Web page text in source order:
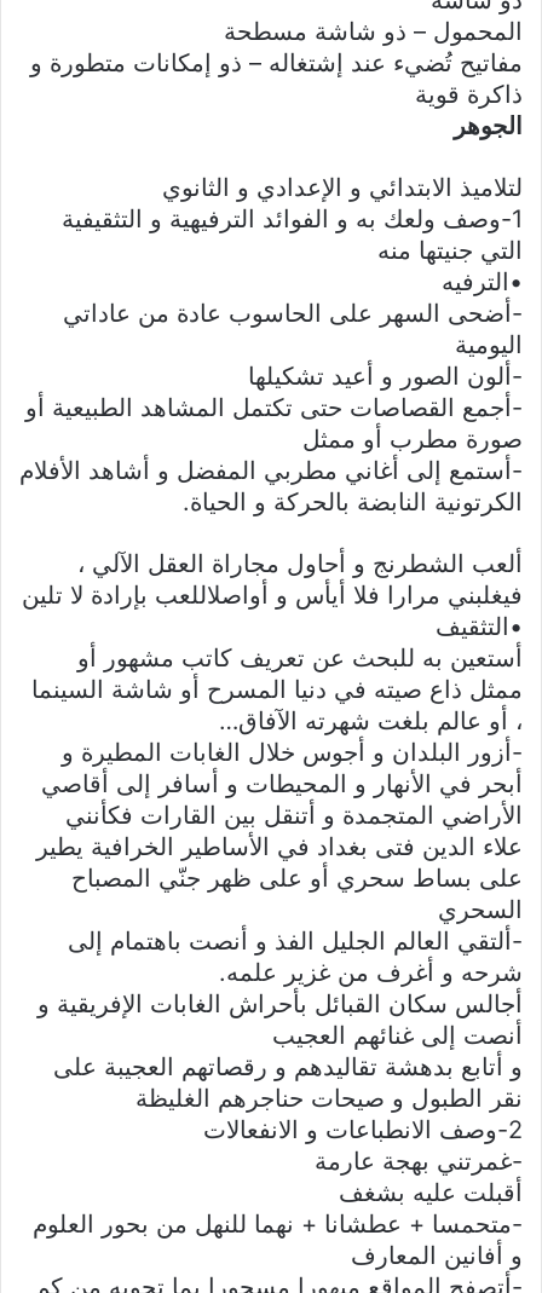
المحمول – ذو شاشة مسطحة
مفاتيح تُضيء عند إشتغاله – ذو إمكانات متطورة و
ذاكرة قوية
الجوهر
لتلاميذ الابتدائي و الإعدادي و الثانوي
1-وصف ولعك به و الفوائد الترفيهية و التثقيفية
التي جنيتها منه
•الترفيه
-أضحى السهر على الحاسوب عادة من عاداتي
اليومية
-ألون الصور و أعيد تشكيلها
-أجمع القصاصات حتى تكتمل المشاهد الطبيعية أو
صورة مطرب أو ممثل
-أستمع إلى أغاني مطربي المفضل و أشاهد الأفلام
الكرتونية النابضة بالحركة و الحياة.
ألعب الشطرنج و أحاول مجاراة العقل الآلي ،
فيغلبني مرارا فلا أيأس و أواصلاللعب بإرادة لا تلين
•التثقيف
أستعين به للبحث عن تعريف كاتب مشهور أو
ممثل ذاع صيته في دنيا المسرح أو شاشة السينما
، أو عالم بلغت شهرته الآفاق…
-أزور البلدان و أجوس خلال الغابات المطيرة و
أبحر في الأنهار و المحيطات و أسافر إلى أقاصي
الأراضي المتجمدة و أتنقل بين القارات فكأنني
علاء الدين فتى بغداد في الأساطير الخرافية يطير
على بساط سحري أو على ظهر جنّي المصباح
السحري
-ألتقي العالم الجليل الفذ و أنصت باهتمام إلى
شرحه و أغرف من غزير علمه.
أجالس سكان القبائل بأحراش الغابات الإفريقية و
أنصت إلى غنائهم العجيب
و أتابع بدهشة تقاليدهم و رقصاتهم العجيبة على
نقر الطبول و صيحات حناجرهم الغليظة
2-وصف الانطباعات و الانفعالات
-غمرتني بهجة عارمة
أقبلت عليه بشغف
-متحمسا + عطشانا + نهما للنهل من بحور العلوم
و أفانين المعارف
-أتصفح المواقع مبهورا مسحورا بما تحويه من كم